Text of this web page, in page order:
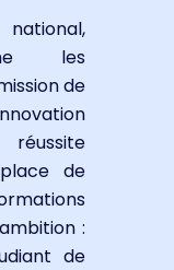
les
de
de
:
de